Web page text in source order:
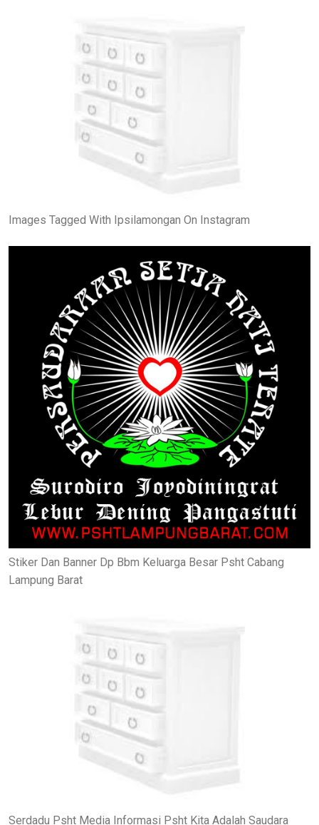
Images Tagged With Ipsilamongan On Instagram
Stiker Dan Banner Dp Bbm Keluarga Besar Psht Cabang
Lampung Barat
Serdadu Psht Media Informasi Psht Kita Adalah Saudara